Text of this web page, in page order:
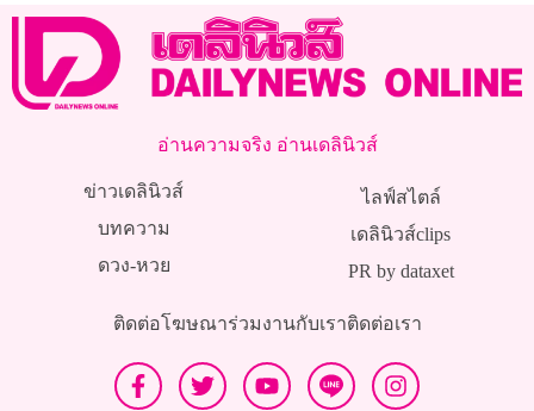
อ่านความจริง อ่านเดลินิวส์
ข่าวเดลินิวส์
บทความ
ดวง-หวย
ไลฟ์สไตล์
เดลินิวส์clips
PR by dataxet
ติดต่อโฆษณาร่วมงานกับเราติดต่อเรา